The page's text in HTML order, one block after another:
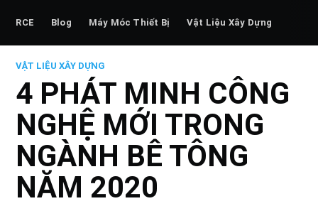
RCE Blog Máy Móc Thiết Bị Vật Liệu Xây Dựng
VẬT LIỆU XÂY DỰNG
4 PHÁT MINH CÔNG
NGHỆ MỚI TRONG
NGÀNH BÊ TÔNG
NĂM 2020